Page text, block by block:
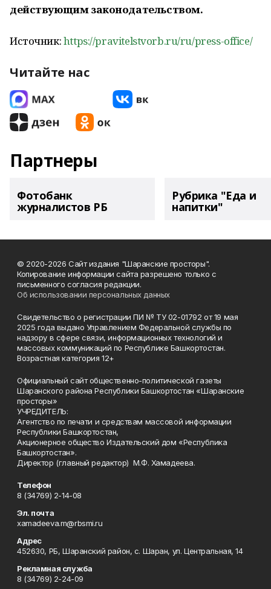
действующим законодательством.
Источник:https://pravitelstvorb.ru/ru/press-office/
Читайте нас
Партнеры
Фотобанк
журналистов РБ
Рубрика "Еда и
напитки"
© 2020-2026 Сайт издания "Шаранские просторы".
Копирование информации сайта разрешено только с
письменного согласия редакции.
Об использовании персональных данных
Свидетельство о регистрации ПИ № ТУ 02-01792 от 19 мая
2025 года выдано Управлением Федеральной службы по
надзору в сфере связи, информационных технологий и
массовых коммуникаций по Республике Башкортостан.
Возрастная категория 12+
Официальный сайт общественно-политической газеты
Шаранского района Республики Башкортостан «Шаранские
просторы»
УЧРЕДИТЕЛЬ:
Агентство по печати и средствам массовой информации
Республики Башкортостан,
Акционерное общество Издательский дом «Республика
Башкортостан».
Директор (главный редактор) М.Ф. Хамадеева.
Телефон
8 (34769) 2-14-08
Эл. почта
xamadeeva.m@rbsmi.ru
Адрес
452630, РБ, Шаранский район, с. Шаран, ул. Центральная, 14
Рекламная служба
8 (34769) 2-24-09